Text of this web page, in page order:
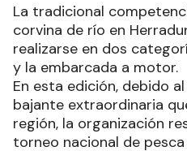
La tradicional
corvina de río en
realizarse en dos
y la embarcada a motor.
En esta edición, debido
bajante extraordinaria
región, la organización
torneo nacional de